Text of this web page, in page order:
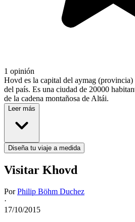
1 opinión
Hovd es la capital del aymag (provincia)
del país. Es una ciudad de 20000
de la cadena montañosa de Altái.
Leer más
Diseña tu viaje a medida
Visitar Khovd
PorPhilip Böhm Duchez
·
17/10/2015